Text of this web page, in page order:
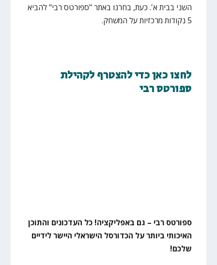
השני בבית א'. כעת, בחרנו באתר "ספורטס רבי" להביא
5 נקודות מרכזיות על המשחק.
לחצו כאן כדי להצטרף לקהילת
ספורטס רבי
ספורטס רבי – גם באפליקציה! כל העדכונים והתוכן
האיכותי ביותר על הכדורסל הישראלי היישר לידיים
שלכם!